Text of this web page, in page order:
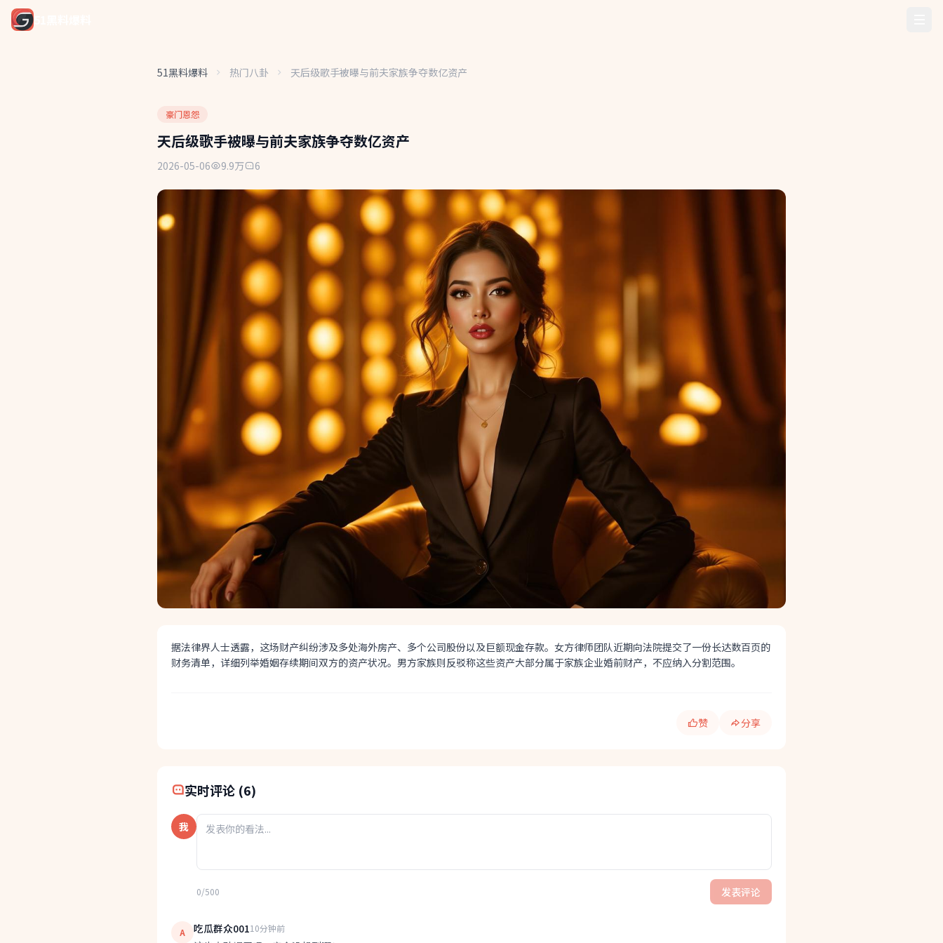
51黑料爆料 热门八卦 天后级歌手被曝与前夫家族争夺数亿资产
豪门恩怨
天后级歌手被曝与前夫家族争夺数亿资产
2026-05-06 9.9万 6
据法律界人士透露，这场财产纠纷涉及多处海外房产、多个公司股份以及巨额现金存款。女方律师团队近期向法院提交了一份长达数百页的
财务清单，详细列举婚姻存续期间双方的资产状况。男方家族则反驳称这些资产大部分属于家族企业婚前财产，不应纳入分割范围。
赞 分享
实时评论 (6)
我
0/500 发表评论
A 吃瓜群众00110分钟前